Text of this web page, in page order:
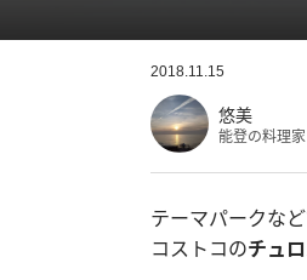
2018.11.15
悠美
能登の料理
テーマパークな
コストコのチュ